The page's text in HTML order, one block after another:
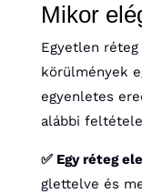
Mikor
Egyetlen
körülmények
egyenletes
alábbi
✅ Egy réteg
glettelve és